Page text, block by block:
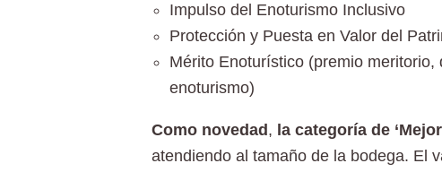
Impulso del Enoturismo Inclusivo
Protección y Puesta en Valor del
Mérito Enoturístico (premio
enoturismo)
Como novedad , la categoría de
atendiendo al tamaño de la bodega. El